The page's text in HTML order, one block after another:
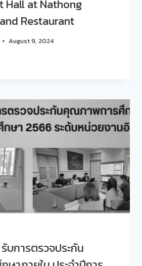
Hall at Nathong
Restaurant
August 9, 2024
าลัย
การตรวจประกัน